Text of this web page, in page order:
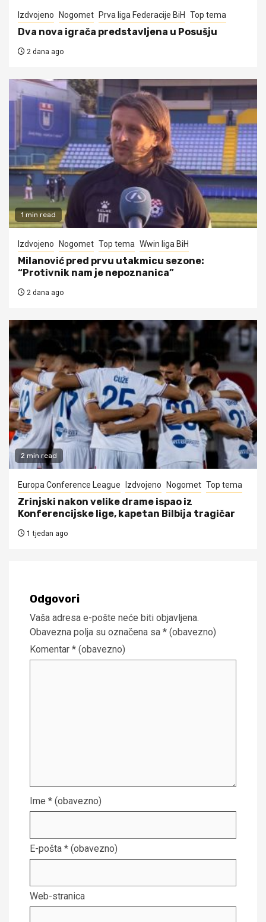
Izdvojeno Nogomet Prva liga Federacije BiH Top tema
Dva nova igrača predstavljena u Posušju
2 dana ago
1 min read
Izdvojeno Nogomet Top tema Wwin liga BiH
Milanović pred prvu utakmicu sezone:
“Protivnik nam je nepoznanica”
2 dana ago
2 min read
Europa Conference League Izdvojeno Nogomet Top tema
Zrinjski nakon velike drame ispao iz
Konferencijske lige, kapetan Bilbija tragičar
1 tjedan ago
Odgovori
Vaša adresa e-pošte neće biti objavljena.
Obavezna polja su označena sa * (obavezno)
Komentar * (obavezno)
Ime * (obavezno)
E-pošta * (obavezno)
Web-stranica